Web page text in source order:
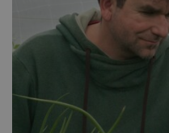
Betriebsführung